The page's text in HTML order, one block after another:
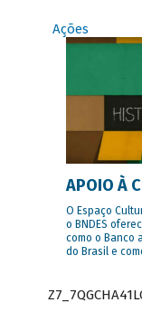
Ações
APOIO À
O Espaço
o BNDES
como o Banco
do Brasil e